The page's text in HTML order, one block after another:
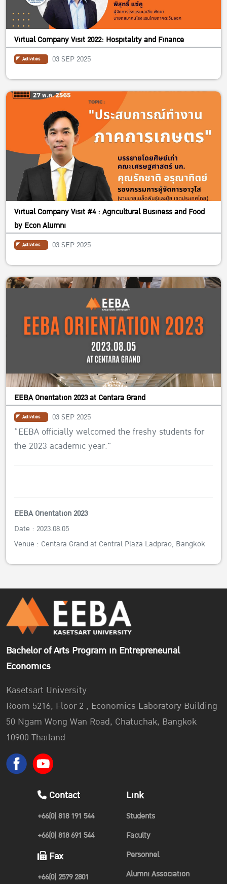
Virtual Company Visit 2022: Hospitality and Finance
Activities 03 SEP 2025
Virtual Company Visit #4 : Agricultural Business and Food
by Econ Alumni
Activities 03 SEP 2025
EEBA Orientation 2023 at Centara Grand
Activities 03 SEP 2025
“EEBA officially welcomed the freshy students for
the 2023 academic year.”
EEBA Orientation 2023
Date : 2023.08.05
Venue : Centara Grand at Central Plaza Ladprao, Bangkok
Bachelor of Arts Program in Entrepreneurial
Economics
Kasetsart University
Room 5216, Floor 2 , Economics Laboratory Building
50 Ngam Wong Wan Road, Chatuchak, Bangkok
10900 Thailand
Contact
+66(0) 818 191 544
+66(0) 818 691 544
Fax
+66(0) 2579 2801
Link
Students
Faculty
Personnel
Alumni Association